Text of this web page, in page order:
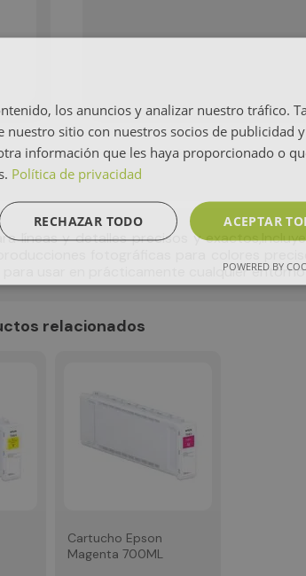
líneas y detalles precisos y
fotográficas para colores
usar en prácticamente cualquier entorno
relacionados
Cartucho Epson
Magenta 700ML
los anuncios y analizar nuestro tráfico.
sitio con nuestros socios de publicidad y
información que les haya proporcionado o
Política de privacidad
ACEPTAR
RECHAZAR TODO
POWERED BY